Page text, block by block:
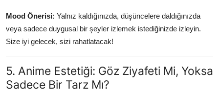
Mood Önerisi: Yalnız kaldığınızda, düşüncelere daldığınızda
veya sadece duygusal bir şeyler izlemek istediğinizde izleyin.
Size iyi gelecek, sizi rahatlatacak!
5. Anime Estetiği: Göz Ziyafeti Mi, Yoksa
Sadece Bir Tarz Mı?